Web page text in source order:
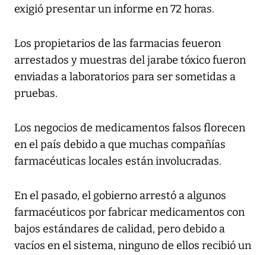
exigió presentar un informe en 72 horas.
Los propietarios de las farmacias feueron
arrestados y muestras del jarabe tóxico fueron
enviadas a laboratorios para ser sometidas a
pruebas.
Los negocios de medicamentos falsos florecen
en el país debido a que muchas compañías
farmacéuticas locales están involucradas.
En el pasado, el gobierno arrestó a algunos
farmacéuticos por fabricar medicamentos con
bajos estándares de calidad, pero debido a
vacíos en el sistema, ninguno de ellos recibió un